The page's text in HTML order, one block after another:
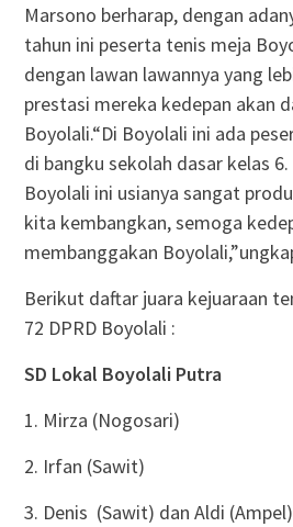
Marsono berharap, dengan
tahun ini peserta tenis meja
dengan lawan lawannya yang
prestasi mereka kedepan akan
Boyolali.“Di Boyolali ini ada
di bangku sekolah dasar kelas
Boyolali ini usianya sangat
kita kembangkan, semoga
membanggakan
Berikut daftar juara kejuaraan
72 DPRD Boyolali :
SD Lokal Boyolali Putra
1. Mirza (Nogosari)
2. Irfan (Sawit)
3. Denis (Sawit) dan Aldi (Ampel)